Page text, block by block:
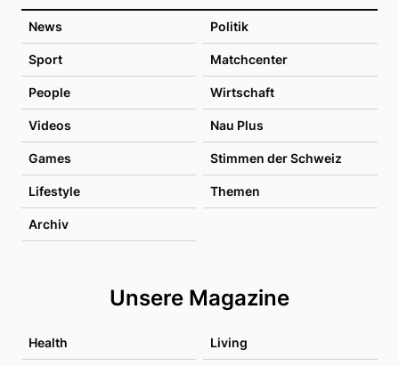
News Politik
Sport Matchcenter
People Wirtschaft
Videos Nau Plus
Games Stimmen der Schweiz
Lifestyle Themen
Archiv
Unsere Magazine
Health Living